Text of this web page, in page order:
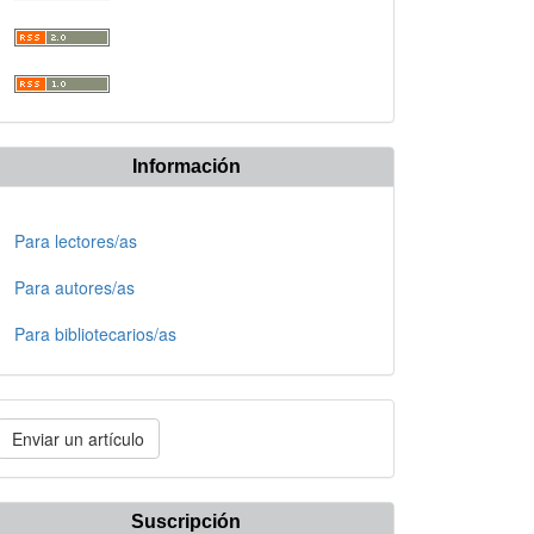
Información
Para lectores/as
Para autores/as
Para bibliotecarios/as
Enviar un artículo
Suscripción